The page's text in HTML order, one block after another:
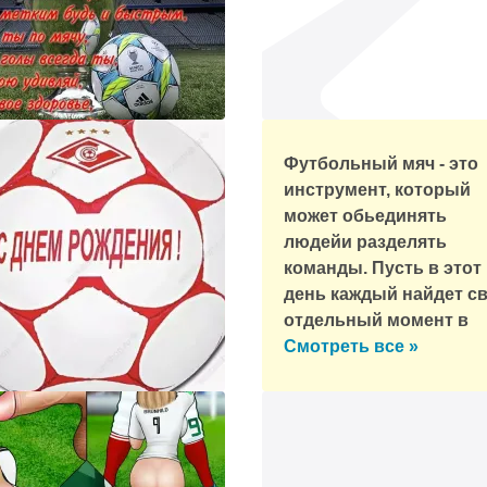
Футбольный мяч - это
инструмент, который
может обьединять
людейи разделять
команды. Пусть в этот
день каждый найдет
отдельный момент в
футболе и насладится
Смотреть все »